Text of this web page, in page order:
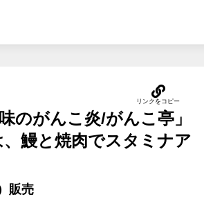
のがんこ炎/がんこ亭」
鰻と焼肉でスタミナア
販売